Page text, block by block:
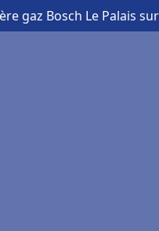
gaz Bosch Le Palais